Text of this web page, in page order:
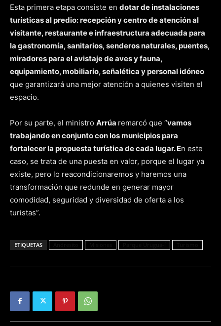
Esta primera etapa consiste en dotar de instalaciones
turísticas al predio: recepción y centro de atención al
visitante, restaurante e infraestructura adecuada para
la gastronomía, sanitarios, senderos naturales, puentes,
miradores para el avistaje de aves y fauna,
equipamiento, mobiliario, señalética y personal idóneo
que garantizará una mejor atención a quienes visiten el
espacio.
Por su parte, el ministro Arrúa remarcó que “vamos
trabajando en conjunto con los municipios para
fortalecer la propuesta turística de cada lugar. En este
caso, se trata de una puesta en valor, porque el lugar ya
existe, pero lo reacondicionaremos y haremos una
transformación que redunde en generar mayor
comodidad, seguridad y diversidad de oferta a los
turistas”.
ETIQUETAS